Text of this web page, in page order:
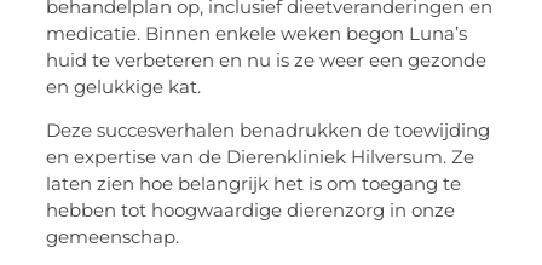
behandelplan op, inclusief dieetveranderingen en
medicatie. Binnen enkele weken begon Luna’s
huid te verbeteren en nu is ze weer een gezonde
en gelukkige kat.
Deze succesverhalen benadrukken de toewijding
en expertise van de Dierenkliniek Hilversum. Ze
laten zien hoe belangrijk het is om toegang te
hebben tot hoogwaardige dierenzorg in onze
gemeenschap.